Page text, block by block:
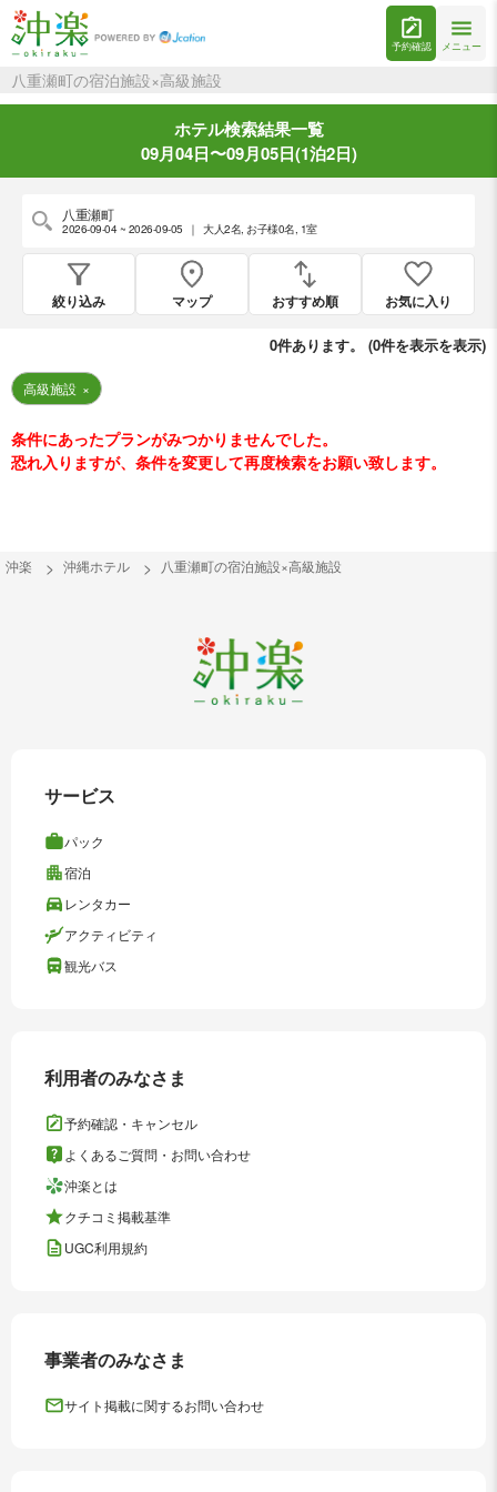
予約確認 メニュー
八重瀬町の宿泊施設×高級施設
ホテル検索結果一覧
09月04日〜09月05日(1泊2日)
八重瀬町
2026-09-04 ~ 2026-09-05 ｜ 大人2名, お子様0名, 1室
絞り込み マップ おすすめ順 お気に入り
0件あります。 (0件を表示を表示)
高級施設 ×
条件にあったプランがみつかりませんでした。
恐れ入りますが、条件を変更して再度検索をお願い致します。
沖楽 沖縄ホテル 八重瀬町の宿泊施設×高級施設
サービス
パック
宿泊
レンタカー
アクティビティ
観光バス
利用者のみなさま
予約確認・キャンセル
よくあるご質問・お問い合わせ
沖楽とは
クチコミ掲載基準
UGC利用規約
事業者のみなさま
サイト掲載に関するお問い合わせ